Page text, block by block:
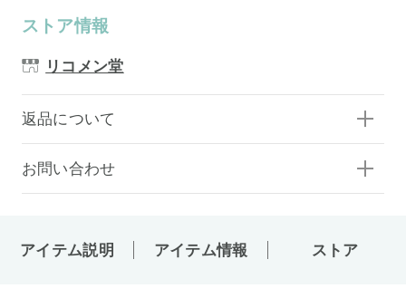
ストア情報
リコメン堂
返品について
お問い合わせ
アイテム説明 アイテム情報 ストア